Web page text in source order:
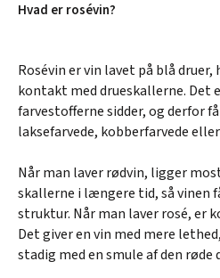
Hvad er rosévin?
Rosévin er vin lavet på blå
kontakt med drueskallerne. Det
farvestofferne sidder, og derfor
laksefarvede, kobberfarvede
Når man laver rødvin, ligger
skallerne i længere tid, så vinen
struktur. Når man laver rosé, er
Det giver en vin med mere
stadig med en smule af den røde